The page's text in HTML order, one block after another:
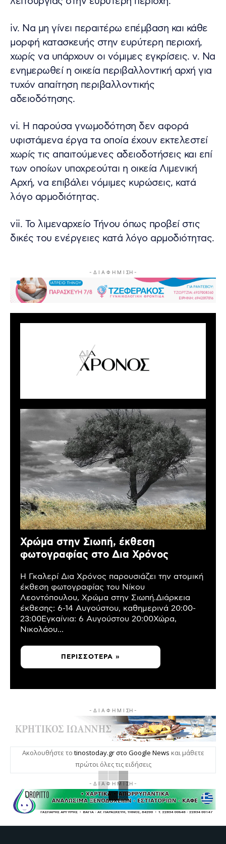
iv. Να μη γίνει περαιτέρω επέμβαση και κάθε
μορφή κατασκευής στην ευρύτερη περιοχή,
χωρίς να υπάρχουν οι νόμιμες εγκρίσεις. v. Να
ενημερωθεί η οικεία περιβαλλοντική αρχή για
τυχόν απαίτηση περιβαλλοντικής
αδειοδότησης.
vi. Η παρούσα γνωμοδότηση δεν αφορά
υφιστάμενα έργα τα οποία έχουν εκτελεστεί
χωρίς τις απαιτούμενες αδειοδοτήσεις και επί
των οποίων υποχρεούται η οικεία Λιμενική
Αρχή, να επιβάλει νόμιμες κυρώσεις, κατά
λόγο αρμοδιότητας.
vii. Το λιμεναρχείο Τήνου όπως προβεί στις
δικές του ενέργειες κατά λόγο αρμοδιότητας.
- Δ Ι Α Φ Η Μ Ι ΣΗ -
Χρώμα στην Σιωπή, έκθεση
φωτογραφίας στο Δια Χρόνος
Η Γκαλερί Δια Χρόνος παρουσιάζει την ατομική
έκθεση φωτογραφίας του Νίκου
Λεοντόπουλου, Χρώμα στην Σιωπή.Διάρκεια
έκθεσης: 6-14 Αυγούστου, καθημερινά 20:00-
23:00Εγκαίνια: 6 Αυγούστου 20:00Χώρα,
Νικολάου...
ΠΕΡΙΣΣΌΤΕΡΑ »
- Δ Ι Α Φ Η Μ Ι ΣΗ -
Ακολουθήστε το tinostoday.gr στο Google News και μάθετε
πρώτοι όλες τις ειδήσεις
- Δ Ι Α Φ Η Μ Ι ΣΗ -